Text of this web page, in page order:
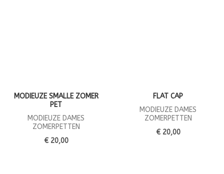
MODIEUZE SMALLE ZOMER
PET
MODIEUZE DAMES
ZOMERPETTEN
€ 20,00
FLAT CAP
MODIEUZE DAMES
ZOMERPETTEN
€ 20,00